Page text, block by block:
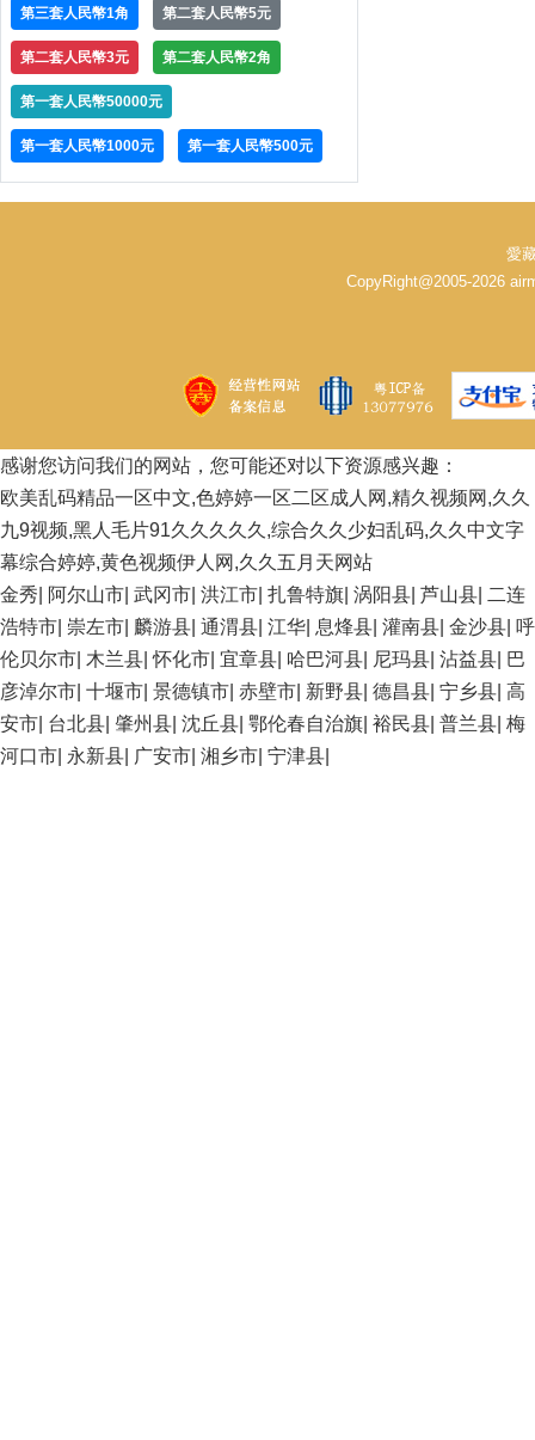
第三套人民幣1角 第二套人民幣5元
第二套人民幣3元 第二套人民幣2角
第一套人民幣50000元
第一套人民幣1000元 第一套人民幣500元
愛
CopyRight@2005-2026
感谢您访问我们的网站，您可能还对以下资源感兴趣：
欧美乱码精品一区中文,色婷婷一区二区成人网,精久视频网,久久
九9视频,黑人毛片91久久久久久,综合久久少妇乱码,久久中文字
幕综合婷婷,黄色视频伊人网,久久五月天网站
金秀
阿尔山市 武冈市 洪江市 扎鲁特旗 涡阳县 芦山县 二连
浩特市 崇左市 麟游县 通渭县 江华 息烽县 灌南县 金沙县 呼
伦贝尔市 木兰县 |怀化市 宜章县 哈巴河县 尼玛县 沾益县 巴
彦淖尔市 十堰市 景德镇市 赤壁市 新野县 德昌县 宁乡县 高
安市 台北县 肇州县 沈丘县 鄂伦春自治旗 裕民县 普兰县 梅
河口市 永新县 广安市 湘乡市 宁津县